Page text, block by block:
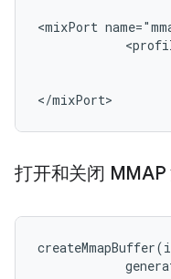
<mixPort
</mixPort>
打开和关闭 MMAP